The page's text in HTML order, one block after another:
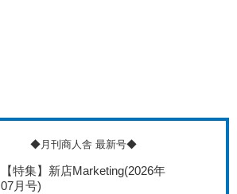
◆月刊商人舎 最新号◆
【特集】新店Marketing(2026年
07月号)